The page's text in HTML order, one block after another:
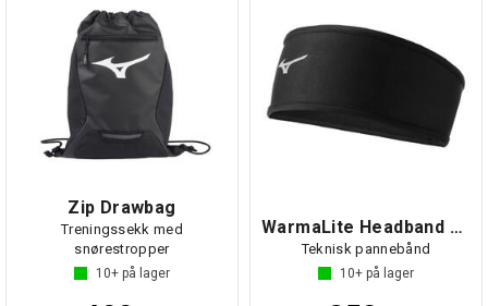
Zip Drawbag
Treningssekk med
snørestropper
10+ på lager
WarmaLite Headband Sort NS
Teknisk pannebånd
10+ på lager